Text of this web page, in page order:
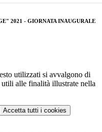
2021 - GIORNATA INAUGURALE
utilizzati si avvalgono di
alle finalità illustrate nella
Accetta tutti i cookies